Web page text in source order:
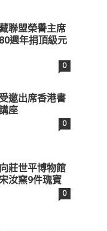
聯盟榮譽主席
週年捐頂級元
0
邀出席香港書
座
0
莊世平博物館
汝窯9件瑰寶
0